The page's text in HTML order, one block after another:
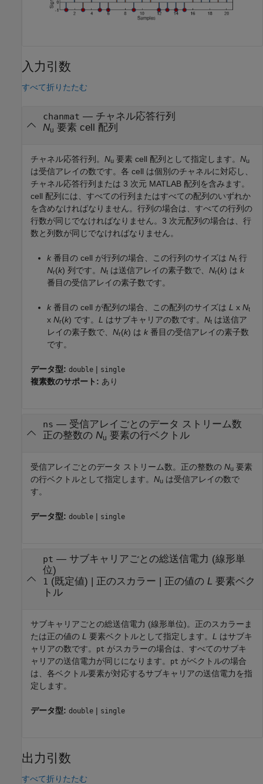
入力引数
すべて折りたたむ
chanmat — チャネル応答行列
Nu 要素 cell 配列
チャネル応答行列。 Nu 要素 cell 配列として指定します。 Nu
は受信アレイの数です。各 cell は個別のチャネルに対応し、
チャネル応答行列または 3 次元 MATLAB 配列を含みます。
cell 配列には、すべての行列またはすべての配列のいずれか
を含めなければなりません。行列の場合は、すべての行列の
行数が同じでなければなりません。3 次元配列の場合は、行
数と列数が同じでなければなりません。
k 番目の cell が行列の場合、この行列のサイズは Nt 行
Nr(k) 列です。 Nt は送信アレイの素子数で、 Nr(k) は k
番目の受信アレイの素子数です。
k 番目の cell が配列の場合、この配列のサイズは L x Nt
x Nr(k) です。 L はサブキャリアの数です。 Nt は送信ア
レイの素子数で、 Nr(k) は k 番目の受信アレイの素子数
です。
データ型: double | single
複素数のサポート: あり
ns — 受信アレイごとのデータ ストリーム数
正の整数の Nu 要素の行ベクトル
受信アレイごとのデータ ストリーム数。正の整数の Nu 要素
の行ベクトルとして指定します。 Nu は受信アレイの数で
す。
データ型: double | single
pt — サブキャリアごとの総送信電力 (線形単
位)
1 (既定値) | 正のスカラー 正の値の L 要素ベク
トル
サブキャリアごとの総送信電力 (線形単位)。正のスカラーま
たは正の値の L 要素ベクトルとして指定します。 L はサブキ
ャリアの数です。
pt がスカラーの場合は、すべてのサブキ
ャリアの送信電力が同じになります。
pt がベクトルの場合
は、各ベクトル要素が対応するサブキャリアの送信電力を指
定します。
データ型: double | single
出力引数
すべて折りたたむ